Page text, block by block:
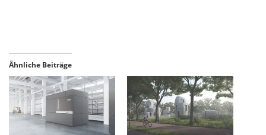
Ähnliche Beiträge